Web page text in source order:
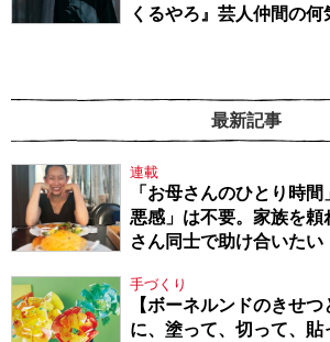
くるやろ』芸人仲間の
最新記事
連載
「お母さんのひとり時
悪感」は不要。家族を
さん同士で助け合いたい
手づくり
【ボーネルンドのきせ
に、塗って、切って、貼